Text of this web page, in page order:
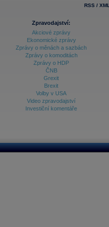
RSS / XML
Zpravodajství:
Akciové zprávy
Ekonomické zprávy
Zprávy o měnách a sazbách
Zprávy o komoditách
Zprávy o HDP
ČNB
Grexit
Brexit
Volby v USA
Video zpravodajství
Investiční komentáře